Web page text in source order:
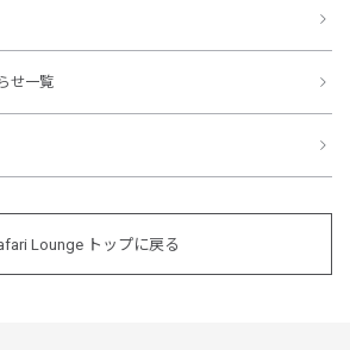
せ一覧
Lounge トップに戻る